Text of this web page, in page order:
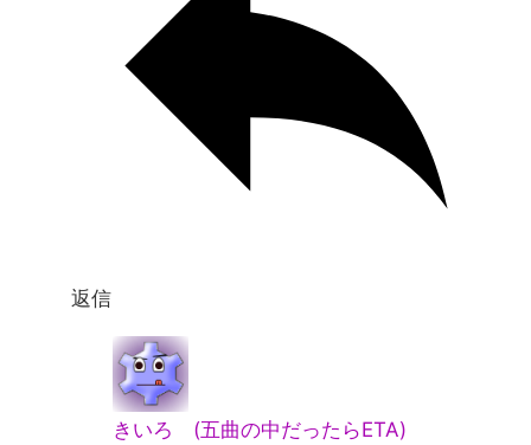
返信
きいろ (五曲の中だったらETA)